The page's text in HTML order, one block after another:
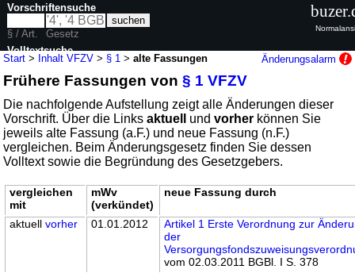
Start > Inhalt VFZV > § 1 >alte Fassungen Änderungsalarm
Frühere Fassungen von§ 1 VFZV
Die nachfolgende Aufstellung zeigt alle Änderungen dieser
Vorschrift. Über die Linksaktuell undvorher können Sie
jeweils alte Fassung (a.F.) und neue Fassung (n.F.)
vergleichen. Beim Änderungsgesetz finden Sie dessen
Volltext sowie die Begründung des Gesetzgebers.
vergleichen
mit
mWv
(verkündet)
neue Fassung durch
aktuellvorher 01.01.2012
Artikel 1 Erste Verordnung zur
der
vom 02.03.2011 BGBl. I S. 378
Vorschriftensuche
§ / Art.
Gesetz
Volltextsuche
nur in VFZV